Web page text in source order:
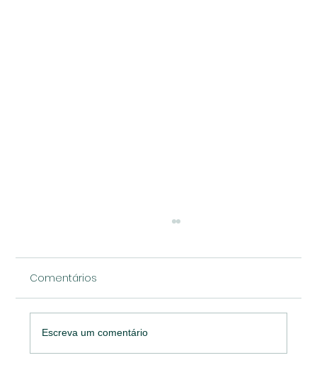
Comentários
Escreva um comentário